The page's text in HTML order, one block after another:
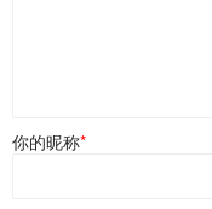
你的昵称*